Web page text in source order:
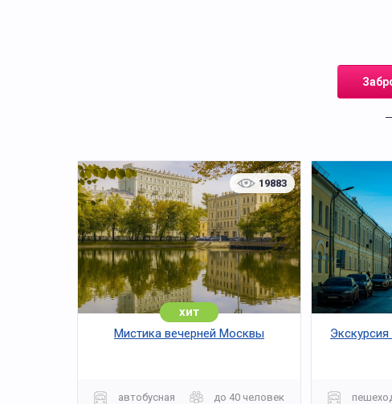
Программа рассчитана на школьные группы и
19883
хит
Мистика вечерней Москвы
автобусная
до 40 человек